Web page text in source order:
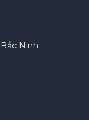
Ninh